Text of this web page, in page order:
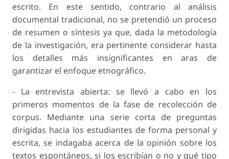
escrito. En este sentido, contrario al análisis
documental tradicional, no se pretendió un proceso
de resumen o síntesis ya que, dada la metodología
de la investigación, era pertinente considerar hasta
los detalles más insignificantes en aras de
garantizar el enfoque etnográfico.
- La entrevista abierta: se llevó a cabo en los
primeros momentos de la fase de recolección de
corpus. Mediante una serie corta de preguntas
dirigidas hacia los estudiantes de forma personal y
escrita, se indagaba acerca de la opinión sobre los
textos espontáneos, si los escribían o no y qué tipo